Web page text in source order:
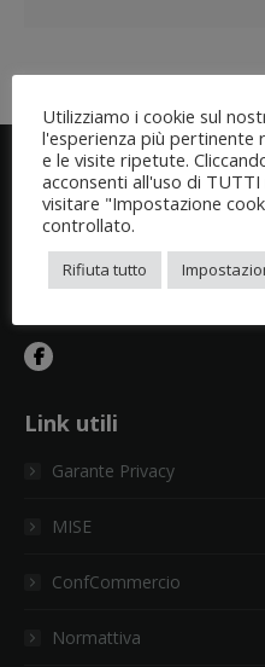
Assoprivacy garantisce e
coloro che svolgono la
Link utili
Garante Privacy
MISE
ConfCommercio
Normattiva
Utilizziamo i cookie sul
l'esperienza più pertinente
e le visite ripetute.
acconsenti all'uso di
visitare "Impostazione
controllato.
Rifiuta tutto